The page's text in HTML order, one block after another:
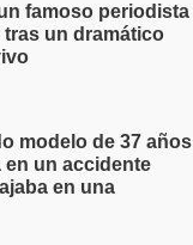
famoso periodista
un dramático
modelo de 37 años
en un accidente
en una